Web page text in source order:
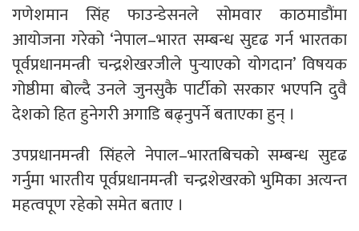
गणेशमान सिंह फाउन्डेसनले सोमवार काठमाडौंमा
आयोजना गरेको ‘नेपाल–भारत सम्बन्ध सुदृढ गर्न भारतका
पूर्वप्रधानमन्त्री चन्द्रशेखरजीले पुर्‍याएको योगदान’ विषयक
गोष्ठीमा बोल्दै उनले जुनसुकै पार्टीको सरकार भएपनि दुवै
देशको हित हुनेगरी अगाडि बढ्नुपर्ने बताएका हुन् ।
उपप्रधानमन्त्री सिंहले नेपाल–भारतबिचको सम्बन्ध सुदृढ
गर्नुमा भारतीय पूर्वप्रधानमन्त्री चन्द्रशेखरको भुमिका अत्यन्त
महत्वपूण रहेको समेत बताए ।